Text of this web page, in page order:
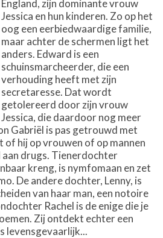
England, zijn dominante vrouw
Jessica en hun kinderen. Zo op het
oog een eerbiedwaardige familie,
maar achter de schermen ligt het
anders. Edward is een
schuinsmarcheerder, die een
verhouding heeft met zijn
secretaresse. Dat wordt
getolereerd door zijn vrouw
Jessica, die daardoor nog meer
Gabriël is pas getrouwd met
of hij op vrouwen of op mannen
aan drugs. Tienerdochter
kreng, is nymfomaan en zet
De andere dochter, Lenny, is
van haar man, een notoire
Rachel is de enige die je
Zij ontdekt echter een
levensgevaarlijk...